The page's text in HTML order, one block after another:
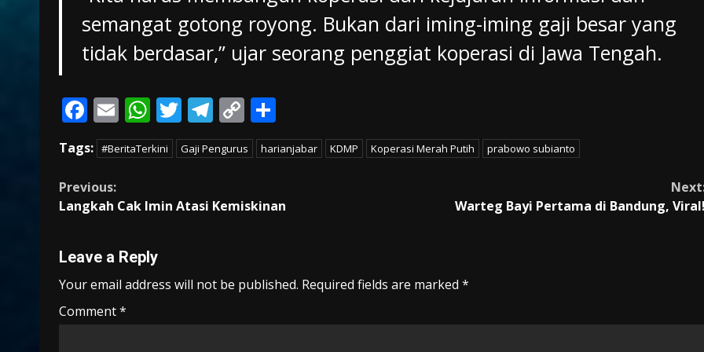
semangat gotong royong. Bukan dari iming-iming gaji besar yang
tidak berdasar,” ujar seorang penggiat koperasi di Jawa Tengah.
F
ac
e
b
o
k
E
m
ai
W
h
at
A
p
T
w
itt
T
el
e
a
C
o
p
Li
h
ar
Tags: #BeritaTerkini Gaji Pengurus harianjabar KDMP Koperasi Merah Putih prabowo subianto
Continue
Reading
Previous:
Langkah Cak Imin Atasi Kemiskinan
Warteg Bayi Pertama di Bandung,
Leave a Reply
Your email address will not be published. Required fields are marked *
Comment*